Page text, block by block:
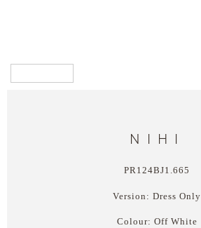
NIHI
PR124BJ1.665
Version: Dress Only
Colour: Off White